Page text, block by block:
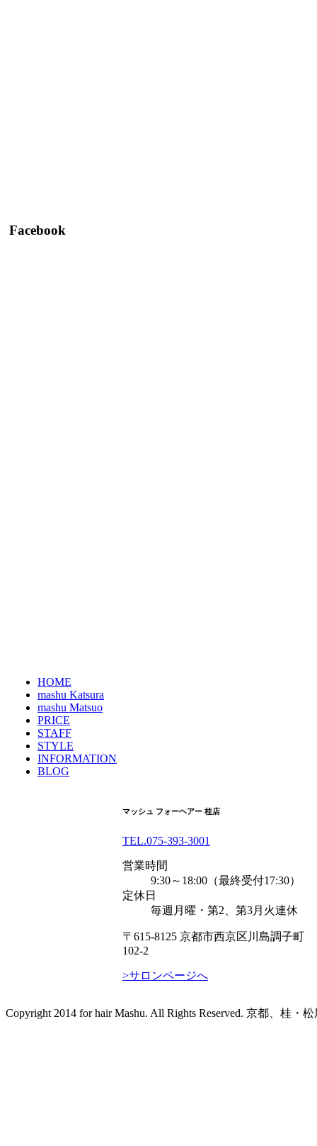
Facebook
HOME
mashu Katsura
mashu Matsuo
PRICE
STAFF
STYLE
INFORMATION
BLOG
マッシュ フォーヘアー 桂店
TEL.075-393-3001
営業時間
9:30～18:00（最終受付17:30）
定休日
毎週月曜・第2、第3月火連休
〒615-8125 京都市西京区川島調子町
102-2
>サロンページへ
Copyright 2014 for hair Mashu. All Rights Reserved. 京都、桂・